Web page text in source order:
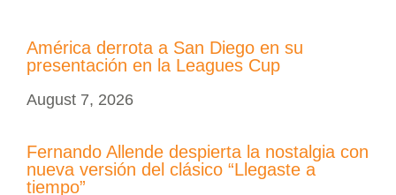
América derrota a San Diego en su
presentación en la Leagues Cup
August 7, 2026
Fernando Allende despierta la nostalgia con
nueva versión del clásico “Llegaste a
tiempo”